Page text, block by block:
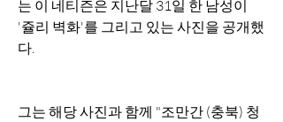
는 이 네티즌은 지난달 31일 한 남성이
'쥴리 벽화'를 그리고 있는 사진을 공개했
다.
그는 해당 사진과 함께 "조만간 (충북) 청